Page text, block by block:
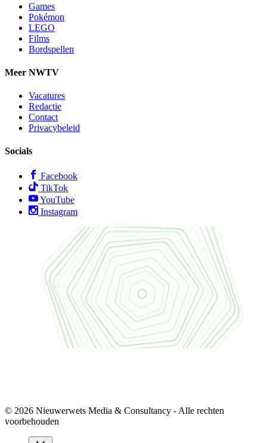
Games
Pokémon
LEGO
Films
Bordspellen
Meer NWTV
Vacatures
Redactie
Contact
Privacybeleid
Socials
Facebook
TikTok
YouTube
Instagram
© 2026 Nieuwerwets Media & Consultancy - Alle rechten
voorbehouden